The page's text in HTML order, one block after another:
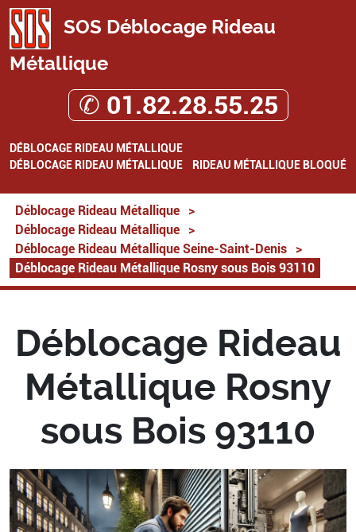
SOS Déblocage Rideau
Métallique
✆ 01.82.28.55.25
DÉBLOCAGE RIDEAU MÉTALLIQUE
DÉBLOCAGE RIDEAU MÉTALLIQUE
RIDEAU MÉTALLIQUE BLOQUÉ
Déblocage Rideau Métallique
>
Déblocage Rideau Métallique
>
Déblocage Rideau Métallique Seine-Saint-Denis
>
Déblocage Rideau Métallique Rosny sous Bois 93110
Déblocage Rideau
Métallique Rosny
sous Bois 93110